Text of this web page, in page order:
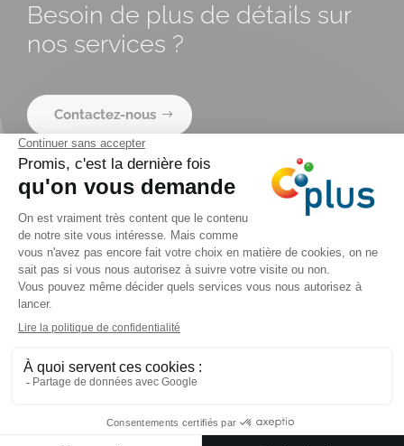
Besoin de plus de détails sur
nos services ?
Contactez-nous
Nous suivre